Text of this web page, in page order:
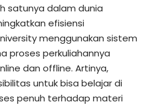
satunya dalam dunia
efisiensi
menggunakan sistem
proses perkuliahannya
dan offline. Artinya,
untuk bisa belajar di
penuh terhadap materi